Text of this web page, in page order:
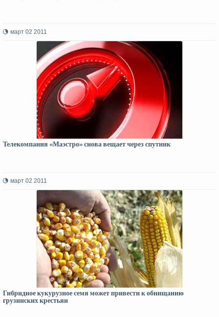
март 02 2011
Телекомпания «Маэстро» снова вещает через спутник
март 02 2011
Гибридное кукурузное семя может привести к обнищанию
грузинских крестьян